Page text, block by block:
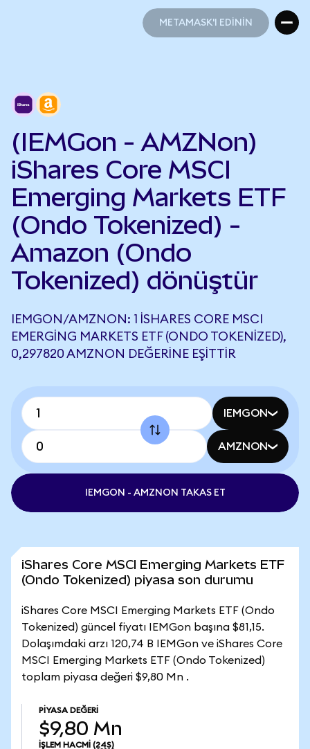
METAMASK'I EDİNİN
(IEMGon - AMZNon)
iShares Core MSCI
Emerging Markets ETF
(Ondo Tokenized) -
Amazon (Ondo
Tokenized) dönüştür
IEMGON/AMZNON: 1 ISHARES CORE MSCI
EMERGING MARKETS ETF (ONDO TOKENIZED),
0,297820 AMZNON DEĞERINE EŞITTIR
IEMGON
AMZNON
IEMGON - AMZNON TAKAS ET
iShares Core MSCI Emerging Markets ETF
(Ondo Tokenized) piyasa son durumu
iShares Core MSCI Emerging Markets ETF (Ondo
Tokenized) güncel fiyatı IEMGon başına $81,15.
Dolaşımdaki arzı 120,74 B IEMGon ve iShares Core
MSCI Emerging Markets ETF (Ondo Tokenized)
toplam piyasa değeri $9,80 Mn .
PIYASA DEĞERI
$9,80 Mn
İŞLEM HACMI (24S)